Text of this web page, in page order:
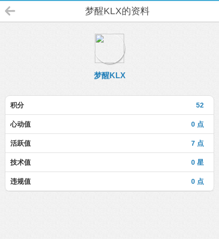
梦醒KLX的资料
梦醒KLX
52
积分
0 点
心动值
7 点
活跃值
0 星
技术值
0 点
违规值